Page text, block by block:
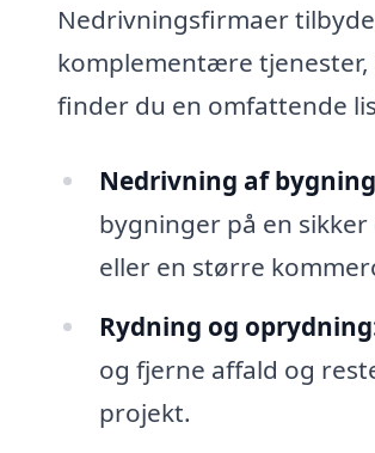
Nedrivningsfirmaer
komplementære
finder du en omfattende
Nedrivning af
bygninger på en
eller en større
Rydning og
og fjerne affald og
projekt.